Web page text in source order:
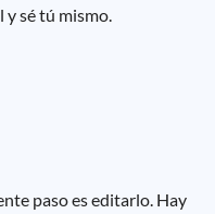
y sé tú mismo.
paso es editarlo. Hay